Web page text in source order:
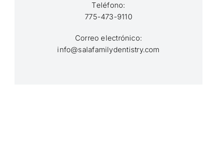
Teléfono:
775-473-9110
Correo electrónico:
info@salafamilydentistry.com